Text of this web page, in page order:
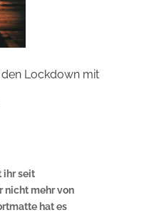
Lockdown mit
ihr seit
nicht mehr von
hat es